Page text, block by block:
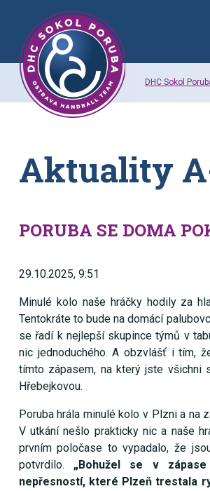
DHC Sokol
Aktuality
PORUBA SE DOMA
29.10.2025, 9:51
Minulé kolo naše hráčky hodily za
Tentokráte to bude na domácí
se řadí k nejlepší skupince týmů v
nic jednoduchého. A obzvlášť i tím,
tímto zápasem, na který jste všichni
Hřebejkovou.
Poruba hrála minulé kolo v Plzni a na
V utkání nešlo prakticky nic a naše
prvním poločase to vypadalo, že
potvrdilo. „Bohužel se v
nepřesností, které Plzeň trestala